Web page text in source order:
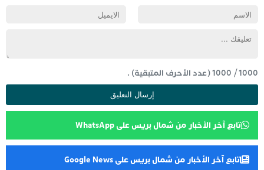
1000
/
1000(عدد الأحرف المتبقية) .
تابع آخر الأخبار من شمال بريس على WhatsApp
تابع آخر الأخبار من شمال بريس على Google News